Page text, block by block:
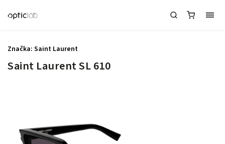
Saint Laurent SL 610
Značka: Saint Laurent